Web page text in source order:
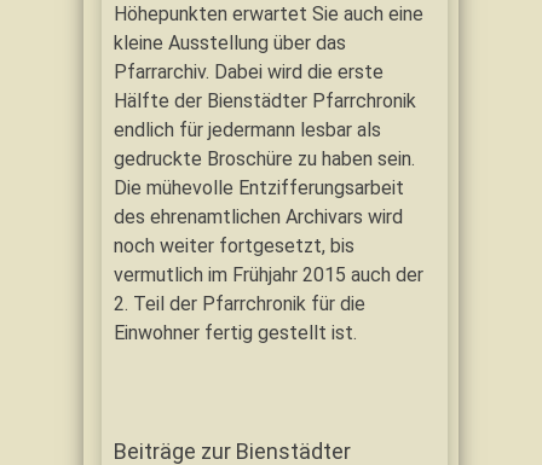
Höhepunkten erwartet Sie auch eine
kleine Ausstellung über das
Pfarrarchiv. Dabei wird die erste
Hälfte der Bienstädter Pfarrchronik
endlich für jedermann lesbar als
gedruckte Broschüre zu haben sein.
Die mühevolle Entzifferungsarbeit
des ehrenamtlichen Archivars wird
noch weiter fortgesetzt, bis
vermutlich im Frühjahr 2015 auch der
2. Teil der Pfarrchronik für die
Einwohner fertig gestellt ist.
Beiträge zur Bienstädter